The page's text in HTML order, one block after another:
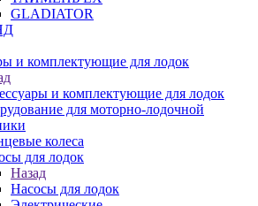
GLADIATOR
и комплектующие для лодок
и комплектующие для лодок
для моторно-лодочной
колеса
для лодок
Назад
Насосы для лодок